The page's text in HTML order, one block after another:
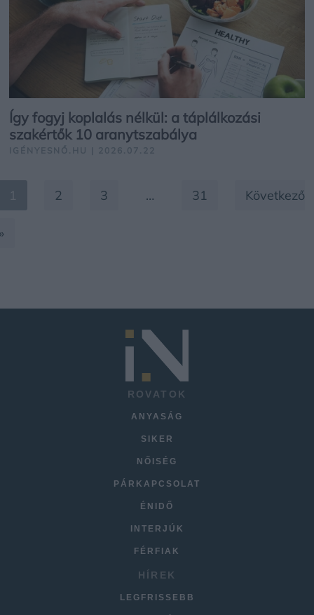
Így fogyj koplalás nélkül: a táplálkozási
szakértők 10 aranytszabálya
IGÉNYESNŐ.HU | 2026.07.22
1 2 3 … 31 Következő
ROVATOK
ANYASÁG
SIKER
NŐISÉG
PÁRKAPCSOLAT
ÉNIDŐ
INTERJÚK
FÉRFIAK
HÍREK
LEGFRISSEBB